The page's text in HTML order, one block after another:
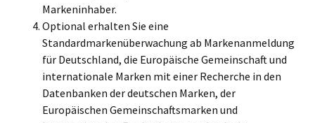
Markeninhaber.
Optional erhalten Sie eine
Standardmarkenüberwachung ab Markenanmeldung
für Deutschland, die Europäische Gemeinschaft und
internationale Marken mit einer Recherche in den
Datenbanken der deutschen Marken, der
Europäischen Gemeinschaftsmarken und